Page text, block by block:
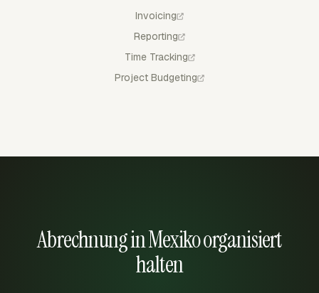
Invoicing
Reporting
Time Tracking
Project Budgeting
Abrechnung in Mexiko organisiert
halten